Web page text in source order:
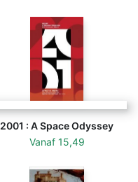
2001 : A Space Odyssey
Vanaf 15,49